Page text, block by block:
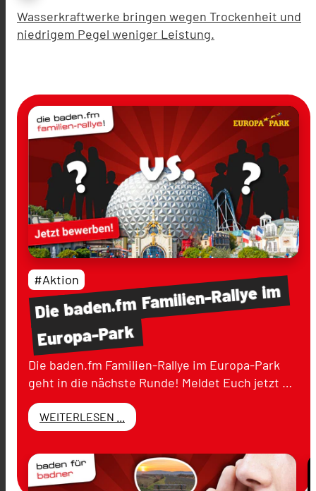
Wasserkraftwerke bringen wegen Trockenheit und
niedrigem Pegel weniger Leistung.
Diebaden.fmFamilien-Rallyeim
Europa-Park
#Aktion
Die baden.fm Familien-Rallye im Europa-Park
geht in die nächste Runde! Meldet Euch jetzt …
WEITERLESEN ...